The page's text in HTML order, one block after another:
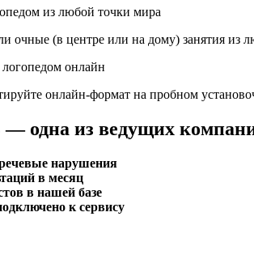
очные (в центре или на дому) занятия из
онлайн-формат на пробном
из ведущих
нарушения
в месяц
в нашей базе
к сервису